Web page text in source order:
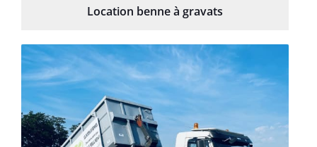
Location benne à gravats